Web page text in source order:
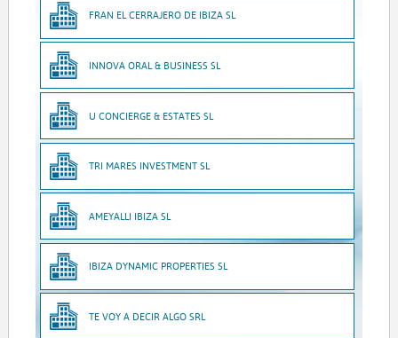
FRAN EL CERRAJERO DE IBIZA SL
INNOVA ORAL & BUSINESS SL
U CONCIERGE & ESTATES SL
TRI MARES INVESTMENT SL
AMEYALLI IBIZA SL
IBIZA DYNAMIC PROPERTIES SL
TE VOY A DECIR ALGO SRL